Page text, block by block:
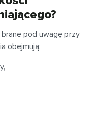
pod uwagę przy
obejmują: